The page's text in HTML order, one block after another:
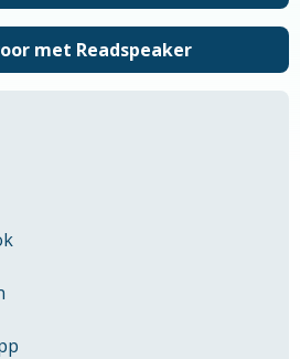
met Readspeaker
Delen
LinkedIn